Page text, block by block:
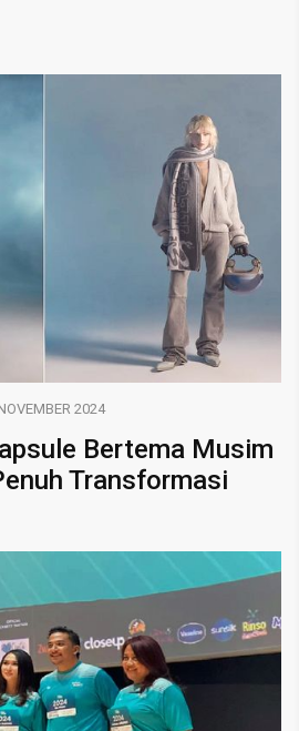
2024
Bertema Musim
Transformasi